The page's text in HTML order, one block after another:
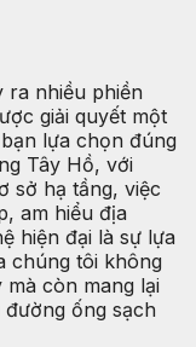
ra nhiều phiền
giải quyết một
lựa chọn đúng
Tây Hồ, với
sở hạ tầng, việc
am hiểu địa
hiện đại là sự lựa
chúng tôi không
còn mang lại
ống sạch